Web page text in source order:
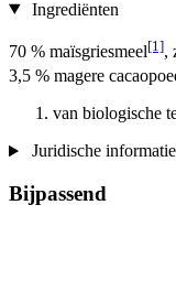
Ingrediënten
70 % maïsgriesmeel[1],
3,5 % magere
van biologische
Juridische informatie
Bijpassend